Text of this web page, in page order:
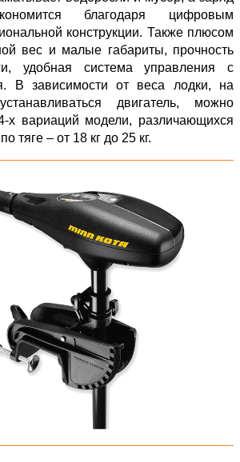
благодаря цифровым
конструкции. Также плюсом
вес и малые габариты, прочность
удобная система управления с
В зависимости от веса лодки, на
двигатель, можно
х вариаций модели, различающихся
тяге – от 18 кг до 25 кг.